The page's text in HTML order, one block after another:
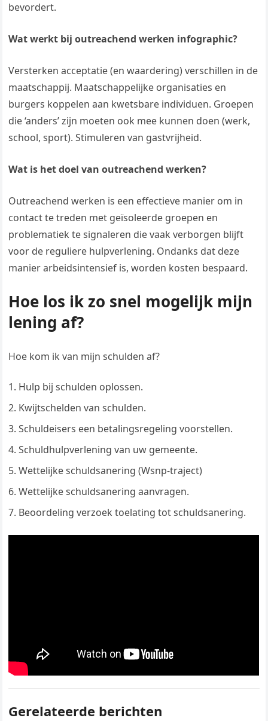
bevordert.
Wat werkt bij outreachend werken infographic?
Versterken acceptatie (en waardering) verschillen in de
maatschappij. Maatschappelijke organisaties en
burgers koppelen aan kwetsbare individuen. Groepen
die ‘anders’ zijn moeten ook mee kunnen doen (werk,
school, sport). Stimuleren van gastvrijheid.
Wat is het doel van outreachend werken?
Outreachend werken is een effectieve manier om in
contact te treden met geïsoleerde groepen en
problematiek te signaleren die vaak verborgen blijft
voor de reguliere hulpverlening. Ondanks dat deze
manier arbeidsintensief is, worden kosten bespaard.
Hoe los ik zo snel mogelijk mijn
lening af?
Hoe kom ik van mijn schulden af?
Hulp bij schulden oplossen.
Kwijtschelden van schulden.
Schuldeisers een betalingsregeling voorstellen.
Schuldhulpverlening van uw gemeente.
Wettelijke schuldsanering (Wsnp-traject)
Wettelijke schuldsanering aanvragen.
Beoordeling verzoek toelating tot schuldsanering.
Gerelateerde berichten